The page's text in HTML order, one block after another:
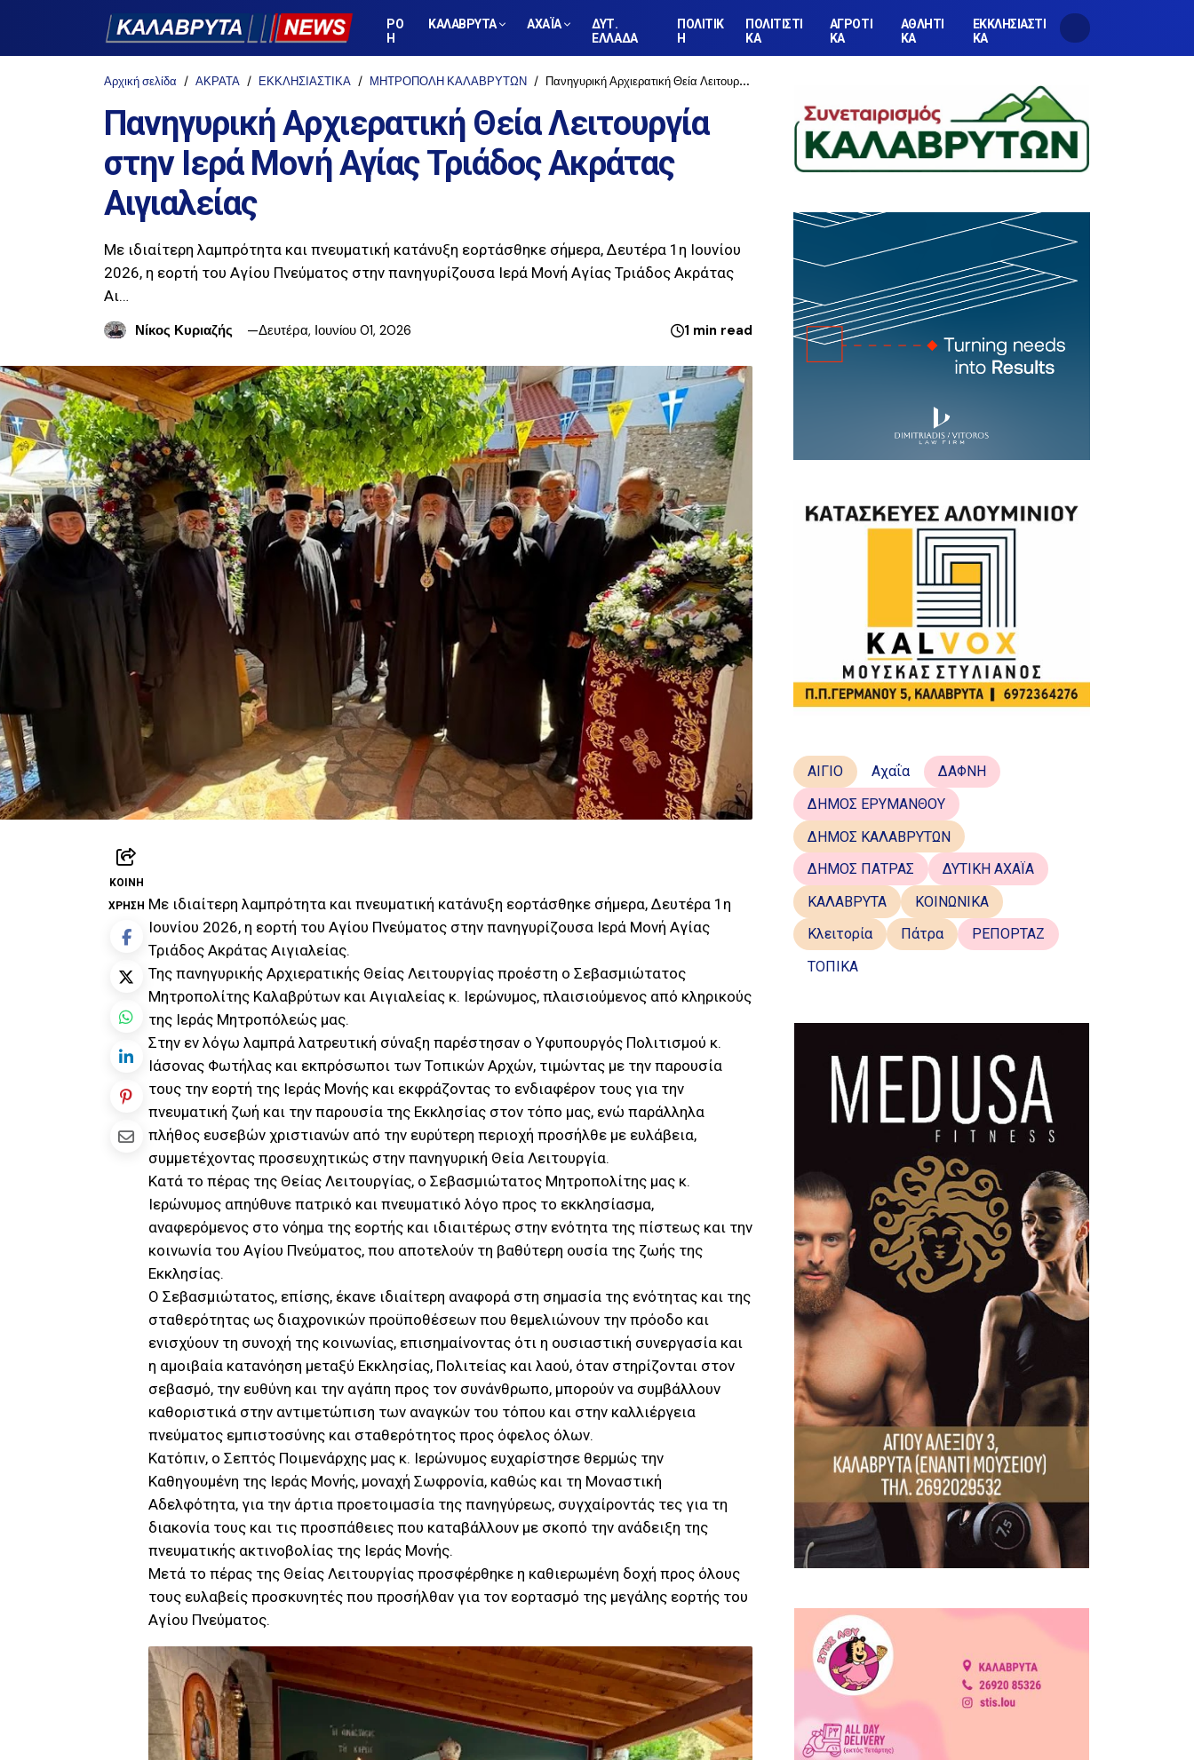
ΡΟ
Η
ΚΑΛΑΒΡΥΤΑ ΑΧΑΪΑ
ΔΥΤ.
ΕΛΛΑΔΑ
ΠΟΛΙΤΙΚ
Η
ΠΟΛΙΤΙΣΤΙ
ΚΑ
ΑΓΡΟΤΙ
ΚΑ
ΑΘΛΗΤΙ
ΚΑ
ΕΚΚΛΗΣΙΑΣΤΙ
ΚΑ
Αρχική σελίδα ΑΚΡΑΤΑ ΕΚΚΛΗΣΙΑΣΤΙΚΑ ΜΗΤΡΟΠΟΛΗ ΚΑΛΑΒΡΥΤΩΝ Πανηγυρική Αρχιερατική Θεία Λειτουργία στην Ιερά Μονή Αγίας Τριάδος Ακράτας Αιγιαλείας
Πανηγυρική Αρχιερατική Θεία Λειτουργία
στην Ιερά Μονή Αγίας Τριάδος Ακράτας
Αιγιαλείας
Με ιδιαίτερη λαμπρότητα και πνευματική κατάνυξη εορτάσθηκε σήμερα, Δευτέρα 1η Ιουνίου
2026, η εορτή του Αγίου Πνεύματος στην πανηγυρίζουσα Ιερά Μονή Αγίας Τριάδος Ακράτας
Αι…
Νίκος Κυριαζής
Δευτέρα, Ιουνίου 01, 2026 1 min read
ΚΟΙΝΉ
ΧΡΉΣΗ Με ιδιαίτερη λαμπρότητα και πνευματική κατάνυξη εορτάσθηκε σήμερα, Δευτέρα 1η
Ιουνίου 2026, η εορτή του Αγίου Πνεύματος στην πανηγυρίζουσα Ιερά Μονή Αγίας
Τριάδος Ακράτας Αιγιαλείας.
Της πανηγυρικής Αρχιερατικής Θείας Λειτουργίας προέστη ο Σεβασμιώτατος
Μητροπολίτης Καλαβρύτων και Αιγιαλείας κ. Ιερώνυμος, πλαισιούμενος από κληρικούς
της Ιεράς Μητροπόλεώς μας.
Στην εν λόγω λαμπρά λατρευτική σύναξη παρέστησαν ο Υφυπουργός Πολιτισμού κ.
Ιάσονας Φωτήλας και εκπρόσωποι των Τοπικών Αρχών, τιμώντας με την παρουσία
τους την εορτή της Ιεράς Μονής και εκφράζοντας το ενδιαφέρον τους για την
πνευματική ζωή και την παρουσία της Εκκλησίας στον τόπο μας, ενώ παράλληλα
πλήθος ευσεβών χριστιανών από την ευρύτερη περιοχή προσήλθε με ευλάβεια,
συμμετέχοντας προσευχητικώς στην πανηγυρική Θεία Λειτουργία.
Κατά το πέρας της Θείας Λειτουργίας, ο Σεβασμιώτατος Μητροπολίτης μας κ.
Ιερώνυμος απηύθυνε πατρικό και πνευματικό λόγο προς το εκκλησίασμα,
αναφερόμενος στο νόημα της εορτής και ιδιαιτέρως στην ενότητα της πίστεως και την
κοινωνία του Αγίου Πνεύματος, που αποτελούν τη βαθύτερη ουσία της ζωής της
Εκκλησίας.
Ο Σεβασμιώτατος, επίσης, έκανε ιδιαίτερη αναφορά στη σημασία της ενότητας και της
σταθερότητας ως διαχρονικών προϋποθέσεων που θεμελιώνουν την πρόοδο και
ενισχύουν τη συνοχή της κοινωνίας, επισημαίνοντας ότι η ουσιαστική συνεργασία και
η αμοιβαία κατανόηση μεταξύ Εκκλησίας, Πολιτείας και λαού, όταν στηρίζονται στον
σεβασμό, την ευθύνη και την αγάπη προς τον συνάνθρωπο, μπορούν να συμβάλλουν
καθοριστικά στην αντιμετώπιση των αναγκών του τόπου και στην καλλιέργεια
πνεύματος εμπιστοσύνης και σταθερότητος προς όφελος όλων.
Κατόπιν, ο Σεπτός Ποιμενάρχης μας κ. Ιερώνυμος ευχαρίστησε θερμώς την
Καθηγουμένη της Ιεράς Μονής, μοναχή Σωφρονία, καθώς και τη Μοναστική
Αδελφότητα, για την άρτια προετοιμασία της πανηγύρεως, συγχαίροντάς τες για τη
διακονία τους και τις προσπάθειες που καταβάλλουν με σκοπό την ανάδειξη της
πνευματικής ακτινοβολίας της Ιεράς Μονής.
Μετά το πέρας της Θείας Λειτουργίας προσφέρθηκε η καθιερωμένη δοχή προς όλους
τους ευλαβείς προσκυνητές που προσήλθαν για τον εορτασμό της μεγάλης εορτής του
Αγίου Πνεύματος.
ΑΙΓΙΟ Αχαΐα
ΔΑΦΝΗ
ΔΗΜΟΣ ΕΡΥΜΑΝΘΟΥ
ΔΗΜΟΣ ΚΑΛΑΒΡΥΤΩΝ
ΔΗΜΟΣ ΠΑΤΡΑΣ
ΔΥΤΙΚΗ ΑΧΑΪΑ
ΚΑΛΑΒΡΥΤΑ
ΚΟΙΝΩΝΙΚΑ
Κλειτορία
Πάτρα
ΡΕΠΟΡΤΑΖ
ΤΟΠΙΚΑ